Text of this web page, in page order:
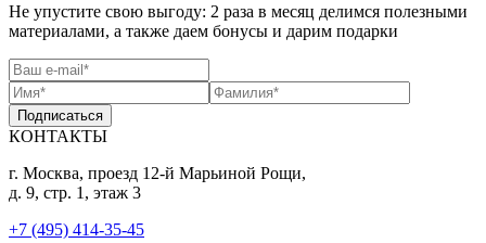
Не упустите свою выгоду: 2 раза в месяц делимся полезными
материалами, а также даем бонусы и дарим подарки
Подписаться
КОНТАКТЫ
г. Москва, проезд 12-й Марьиной Рощи,
д. 9, стр. 1, этаж 3
+7 (495) 414-35-45